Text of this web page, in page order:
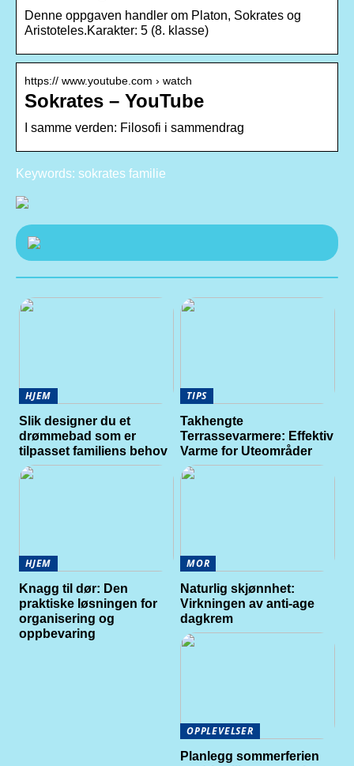
Denne oppgaven handler om Platon, Sokrates og
Aristoteles.Karakter: 5 (8. klasse)
https:// www.youtube.com › watch
Sokrates – YouTube
I samme verden: Filosofi i sammendrag
Keywords: sokrates familie
HJEM
Slik designer du et
drømmebad som er
tilpasset familiens behov
TIPS
Takhengte
Terrassevarmere: Effektiv
Varme for Uteområder
HJEM
Knagg til dør: Den
praktiske løsningen for
organisering og
oppbevaring
MOR
Naturlig skjønnhet:
Virkningen av anti-age
dagkrem
OPPLEVELSER
Planlegg sommerferien